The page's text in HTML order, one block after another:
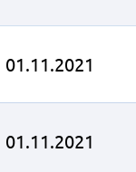
01.11.2021
01.11.2021